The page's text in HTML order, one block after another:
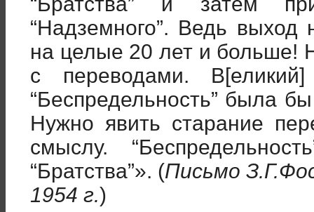
“Надземного”. Ведь выход
на целые 20 лет и больше!
с переводами.
“Беспредельность” была
Нужно явить старание
смыслу.
“Братства”». (Письмо
1954 г.)